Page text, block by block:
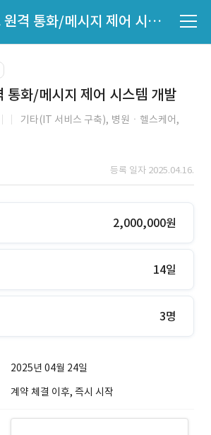
안드로이드 원격 통화/메시지 제어 시스템 개발
통화/메시지 제어 시스템 개발
기타(IT 서비스 구축), 병원ㆍ헬스케어,
등록 일자 2025.04.16.
2,000,000원
14일
3명
2025년 04월 24일
계약 체결 이후, 즉시 시작